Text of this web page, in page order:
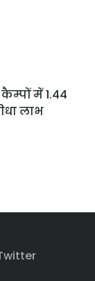
में 1.44
लाभ